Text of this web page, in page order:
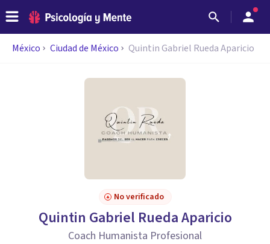
México Ciudad de México Quintin Gabriel Rueda Aparicio
No verificado
Quintin Gabriel Rueda Aparicio
Coach Humanista Profesional